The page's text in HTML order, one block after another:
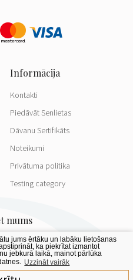
Kontakti
Piedāvāt Senlietas
Dāvanu Sertifikāts
Noteikumi
Privātuma politika
Testing category
jums ērtāku un labāku lietošanas
ka piekrītat izmantot
jebkurā laikā, mainot pārlūka
Uzzināt vairāk